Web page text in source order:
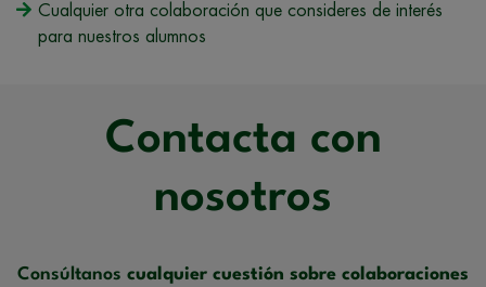
Cualquier otra colaboración que consideres de interés
para nuestros alumnos
Contacta con
nosotros
Consúltanos cualquier cuestión sobre colaboraciones